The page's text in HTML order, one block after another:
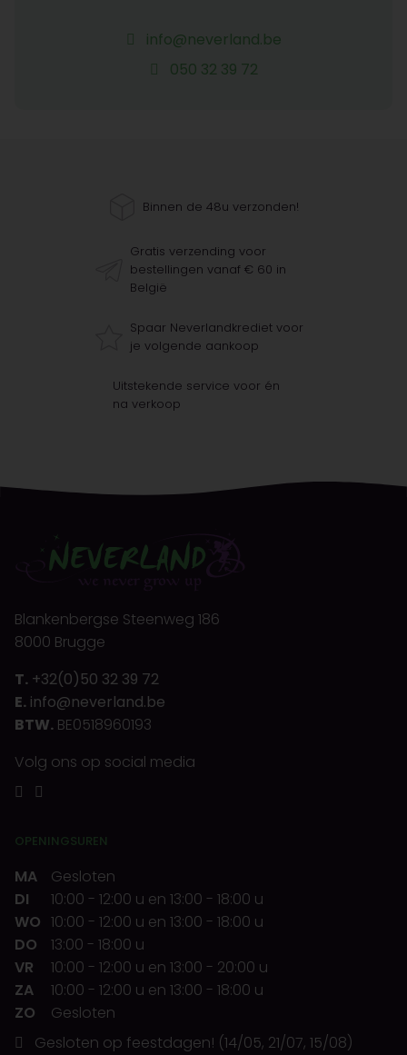
info@neverland.be
050 32 39 72
Binnen de 48u verzonden!
Gratis verzending voor
bestellingen vanaf € 60 in
België
Spaar Neverlandkrediet voor
je volgende aankoop
Uitstekende service voor én
na verkoop
Blankenbergse Steenweg 186
8000 Brugge
T. +32(0)50 32 39 72
E. info@neverland.be
BTW. BE0518960193
Volg ons op social media
OPENINGSUREN
MA
Gesloten
DI
10:00 - 12:00 u en 13:00 - 18:00 u
WO 10:00 - 12:00 u en 13:00 - 18:00 u
DO
13:00 - 18:00 u
VR
10:00 - 12:00 u en 13:00 - 20:00 u
ZA
10:00 - 12:00 u en 13:00 - 18:00 u
ZO
Gesloten
Gesloten op feestdagen! (14/05, 21/07, 15/08)